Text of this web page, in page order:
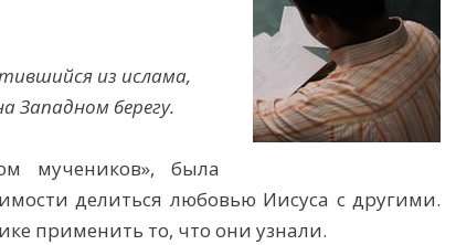
из ислама,
Западном берегу.
мучеников», была
делиться любовью Иисуса с другими.
применить то, что они узнали.